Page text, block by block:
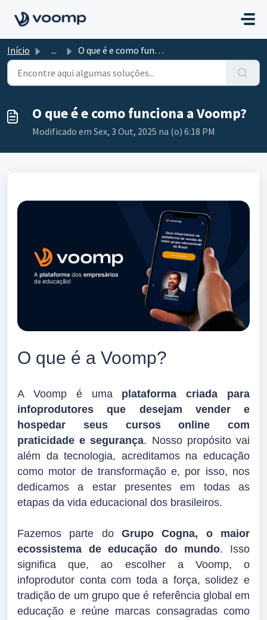
Início ... O que é e como funciona a Voomp?
O que é e como funciona a Voomp?
Modificado em Sex, 3 Out, 2025 na (o) 6:18 PM
O que é a Voomp?
A Voomp é uma p lataforma criada para
infoprodutores que desejam vender e
hospedar seus cursos online com
praticidade e segurança. Nosso propósito vai
além da tecnologia, acreditamos na educação
como motor de transformação e, por isso, nos
dedicamos a estar presentes em todas as
etapas da vida educacional dos brasileiros.
Fazemos parte do Grupo Cogna, o maior
ecossistema de educação do mundo. Isso
significa que, ao escolher a Voomp, o
infoprodutor conta com toda a força, solidez e
tradição de um grupo que é referência global em
educação e reúne marcas consagradas como